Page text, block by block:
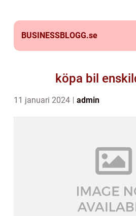
BUSINESSBLOGG.se
köpa bil
11 januari 2024 admin